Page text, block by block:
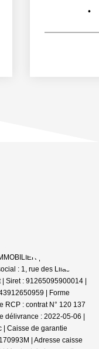
| Raison
: 1, rue des Lilas -
Siret : 91265095900014 |
| Forme
RCP : contrat N° 120 137
délivrance : 2022-05-06 |
| Caisse de garantie
| Adresse caisse